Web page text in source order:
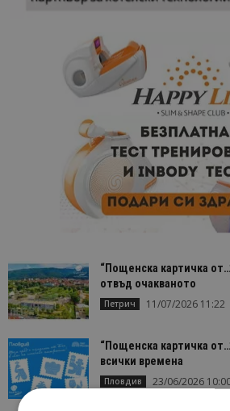
“Пощенска картичка
отвъд очакваното
Петрич 11/07/2026 11:22
“Пощенска картичка
всички времена
Пловдив 23/06/2026